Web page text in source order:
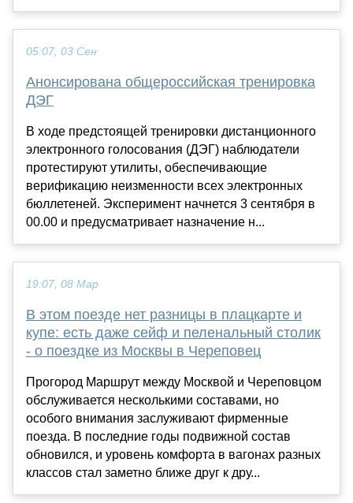
05:07, 03 Сен
Анонсирована общероссийская тренировка
ДЭГ
В ходе предстоящей тренировки дистанционного
электронного голосования (ДЭГ) наблюдатели
протестируют утилиты, обеспечивающие
верификацию неизменности всех электронных
бюллетеней. Эксперимент начнется 3 сентября в
00.00 и предусматривает назначение н...
19:07, 08 Мар
В этом поезде нет разницы в плацкарте и
купе: есть даже сейф и пеленальный столик
- о поездке из Москвы в Череповец
Прогород Маршрут между Москвой и Череповцом
обслуживается несколькими составами, но
особого внимания заслуживают фирменные
поезда. В последние годы подвижной состав
обновился, и уровень комфорта в вагонах разных
классов стал заметно ближе друг к дру...